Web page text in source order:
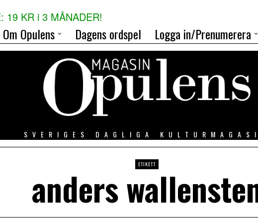
19 KR i 3 MÅNADER!
Om Opulens Dagens ordspel Logga in/Prenumerera
SVERIGES DAGLIGA
ETIKETT
anders